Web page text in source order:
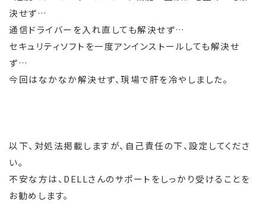
決せず…
通信ドライバーを入れ直しても解決せず…
セキュリティソフトを一度アンインストールしても解決せ
ず…
今回はなかなか解決せず、現場で肝を冷やしました。
以下、対処法掲載しますが、自己責任の下、設定してくださ
い。
不安な方は、DELLさんのサポートをしっかり受けることを
お勧めします。